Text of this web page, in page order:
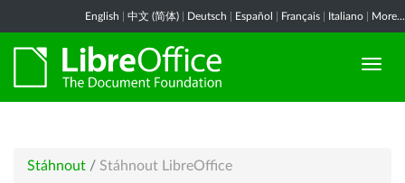
English 中文 (简体) Deutsch Español Français Italiano More...
Stáhnout / Stáhnout LibreOffice